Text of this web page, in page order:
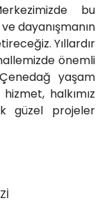
bu
dayanışmanın
Yıllardır
önemli
yaşam
halkımız
güzel projeler